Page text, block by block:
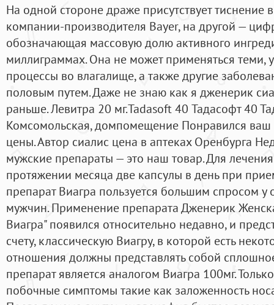
На одной стороне драже присутствует
компании-производителя Bayer, на другой —
обозначающая массовую долю активного
миллиграммах. Она не может применяться теми,
процессы во влагалище, а также другие
половым путем. Даже не знаю как я дженерик
раньше. Левитра 20 мг.Tadasoft 40 Тадасофт 40
Комсомольская, домпомещение Понравился
цены. Автор сиалис цена в аптеках Оренбурга
мужские препараты — это наш товар. Для
протяжении месяца две капсулы в день при
препарат Виагра пользуется большим спросом у
мужчин. Применение препарата Дженерик
Виагра" появился относительно недавно, и
счету, классическую Виагру, в которой есть
отношения должны представлять собой
препарат является аналогом Виагра 100мг.
побочные симптомы такие как заложенность